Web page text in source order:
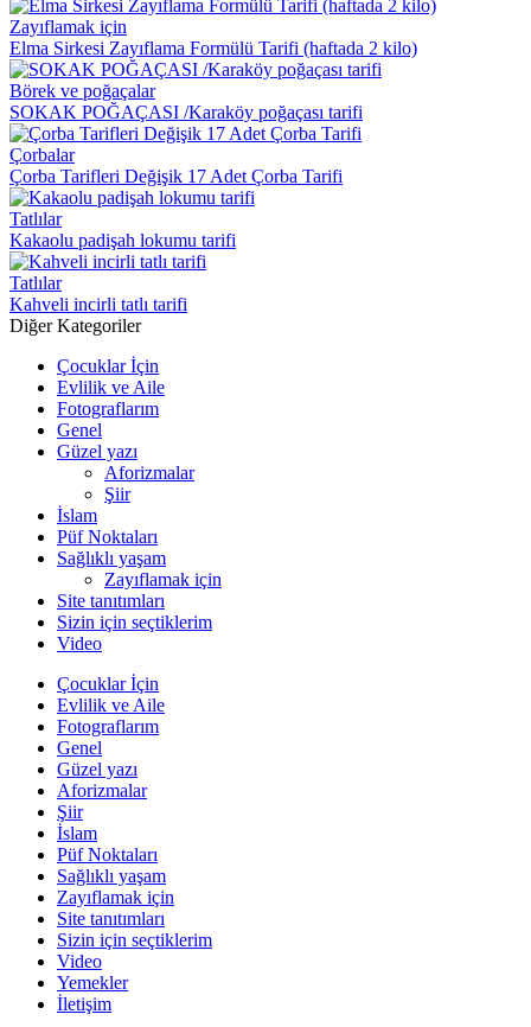
Zayıflamak için
Elma Sirkesi Zayıflama Formülü Tarifi (haftada 2 kilo)
Börek ve poğaçalar
SOKAK POĞAÇASI /Karaköy poğaçası tarifi
Çorbalar
Çorba Tarifleri Değişik 17 Adet Çorba Tarifi
Tatlılar
Kakaolu padişah lokumu tarifi
Tatlılar
Kahveli incirli tatlı tarifi
Diğer Kategoriler
Çocuklar İçin
Evlilik ve Aile
Fotograflarım
Genel
Güzel yazı
Aforizmalar
Şiir
İslam
Püf Noktaları
Sağlıklı yaşam
Zayıflamak için
Site tanıtımları
Sizin için seçtiklerim
Video
Çocuklar İçin
Evlilik ve Aile
Fotograflarım
Genel
Güzel yazı
Aforizmalar
Şiir
İslam
Püf Noktaları
Sağlıklı yaşam
Zayıflamak için
Site tanıtımları
Sizin için seçtiklerim
Video
Yemekler
İletişim